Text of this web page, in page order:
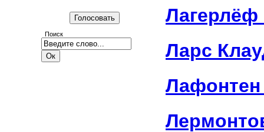
Поиск
Ларс